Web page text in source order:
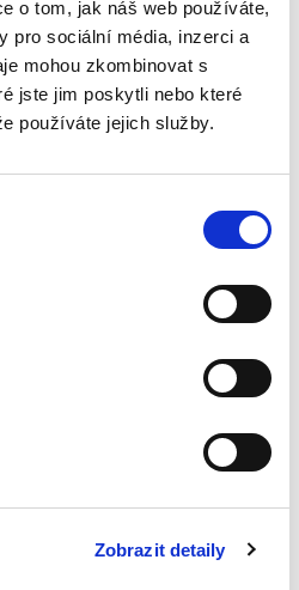
o tom, jak náš web používáte,
pro sociální média, inzerci a
mohou zkombinovat s
jste jim poskytli nebo které
používáte jejich služby.
Zobrazit detaily
práva. Autoři se
Trestní právo
trestných činů je pro